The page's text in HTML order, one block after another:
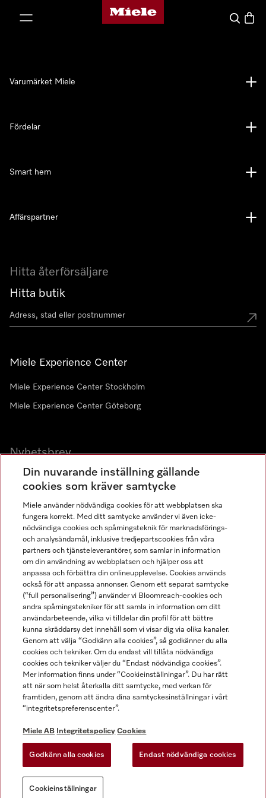
Mieles hemsida
Sök
Hitta återförsäljare
Hitta butik
Miele Experience Center
Miele Experience Center Stockholm
Miele Experience Center Göteborg
Nyhetsbrev
Gå med i vår gemenskap
Varumärket Miele
Fördelar
Smart hem
Affärspartner
Miele AB
Allmänna villkor
Användarvillkor
Miele tillgänglighetsförklaring
Lagen om digitala tjänster
Miele på LinkedIn
Miele på Facebook
Miele på Instagram
Miele på Youtube
Din nuvarande inställning gällande
cookies som kräver samtycke
Miele använder nödvändiga cookies för att webbplatsen ska
fungera korrekt. Med ditt samtycke använder vi även icke-
nödvändiga cookies och spårningsteknik för marknadsförings-
och analysändamål, inklusive tredjepartscookies från våra
partners och tjänsteleverantörer, som samlar in information
om din användning av webbplatsen och hjälper oss att
anpassa och förbättra din onlineupplevelse. Cookies används
också för att anpassa annonser. Genom ett separat samtycke
(“full personalisering”) använder vi Bloomreach-cookies och
andra spårningstekniker för att samla in information om ditt
användarbeteende, vilka vi tilldelar din profil för att bättre
kunna skräddarsy det innehåll som vi visar dig via olika kanaler.
Genom att välja “Godkänn alla cookies”, så godkänner du alla
cookies och tekniker. Om du endast vill tillåta nödvändiga
cookies och tekniker väljer du “Endast nödvändiga cookies”.
Mer information finns under “Cookieinställningar”. Du har rätt
att när som helst återkalla ditt samtycke, med verkan för
framtiden, genom att ändra dina samtyckesinställningar i vårt
“integritetspreferenscenter”.
Miele AB Integritetspolicy Cookies
Godkänn alla cookies Endast nödvändiga cookies
Cookieinställningar